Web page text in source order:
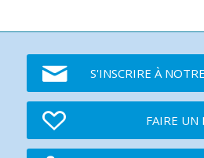
S'INSCRIRE À
FAIRE UN